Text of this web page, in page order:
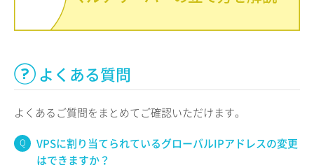
よくある質問
よくあるご質問をまとめてご確認いただけます。
VPSに割り当てられているグローバルIPアドレスの変更
はできますか？